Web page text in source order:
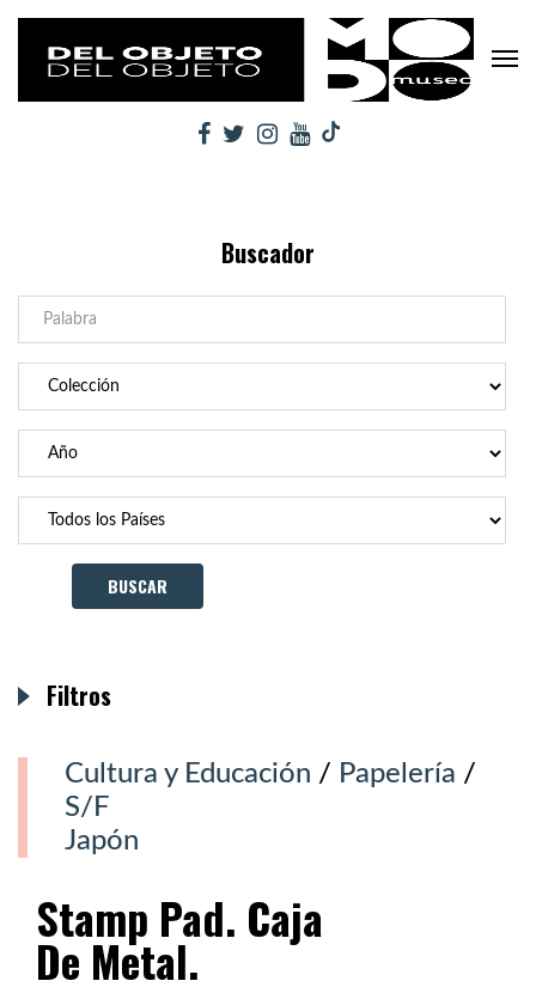
Buscador
Cultura y Educación / Papelería /
S/F
Japón
Stamp Pad. Caja
De Metal.
Filtros